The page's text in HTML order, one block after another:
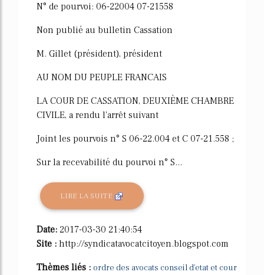
N° de pourvoi: 06-22004 07-21558
Non publié au bulletin Cassation
M. Gillet (président), président
AU NOM DU PEUPLE FRANCAIS
LA COUR DE CASSATION, DEUXIÈME CHAMBRE
CIVILE, a rendu l'arrêt suivant
Joint les pourvois n° S 06-22.004 et C 07-21.558 ;
Sur la recevabilité du pourvoi n° S...
LIRE LA SUITE
Date: 2017-03-30 21:40:54
Site : http://syndicatavocatcitoyen.blogspot.com
Thèmes liés : ordre des avocats conseil d'etat et cour